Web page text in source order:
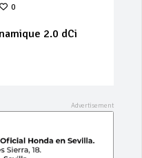
0
2.0 dCi